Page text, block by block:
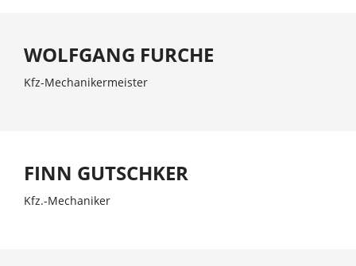
WOLFGANG FURCHE
Kfz-Mechanikermeister
FINN GUTSCHKER
Kfz.-Mechaniker